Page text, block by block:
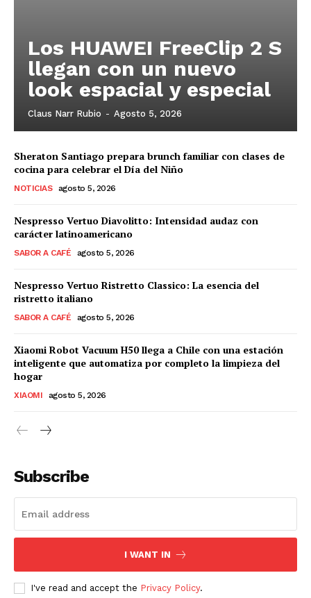
Los HUAWEI FreeClip 2 S
llegan con un nuevo
look espacial y especial
Claus Narr Rubio - Agosto 5, 2026
Sheraton Santiago prepara brunch familiar con clases de
cocina para celebrar el Día del Niño
NOTICIAS agosto 5, 2026
Nespresso Vertuo Diavolitto: Intensidad audaz con
carácter latinoamericano
SABOR A CAFÉ agosto 5, 2026
Nespresso Vertuo Ristretto Classico: La esencia del
ristretto italiano
SABOR A CAFÉ agosto 5, 2026
Xiaomi Robot Vacuum H50 llega a Chile con una estación
inteligente que automatiza por completo la limpieza del
hogar
XIAOMI agosto 5, 2026
Subscribe
I WANT IN
I've read and accept the Privacy Policy.